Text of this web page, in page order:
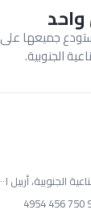
جميعها على
الجنوبية.
أربيل ٤٤٠٠١